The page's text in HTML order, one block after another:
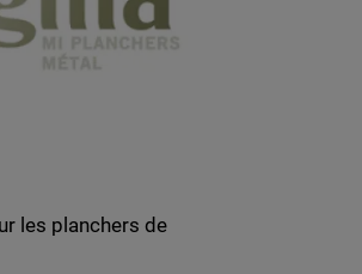
les planchers de